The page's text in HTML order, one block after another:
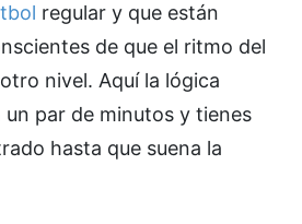
regular y que están
de que el ritmo del
nivel. Aquí la lógica
par de minutos y tienes
hasta que suena la